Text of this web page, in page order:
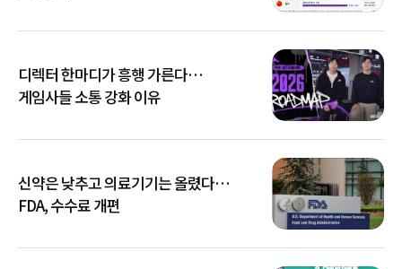
디렉터 한마디가 흥행 가른다…
게임사들 소통 강화 이유
신약은 낮추고 의료기기는 올렸다…
FDA, 수수료 개편